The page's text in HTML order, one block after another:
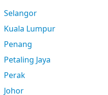
Selangor
Kuala Lumpur
Penang
Petaling Jaya
Perak
Johor